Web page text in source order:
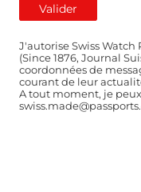
J'autorise Swiss
(Since 1876, Journal
coordonnées de
courant de leur
A tout moment, je